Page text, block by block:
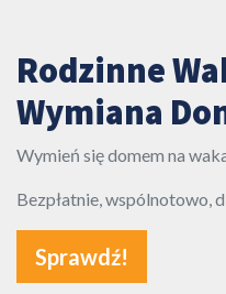
Rodzinne
Wymiana
Wymień się domem na
Bezpłatnie, wspólnotowo,
Sprawdź!